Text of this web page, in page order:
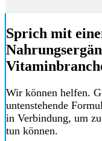
Sprich mit
Wir können helfen.
untenstehende
in Verbindung, um
tun können.